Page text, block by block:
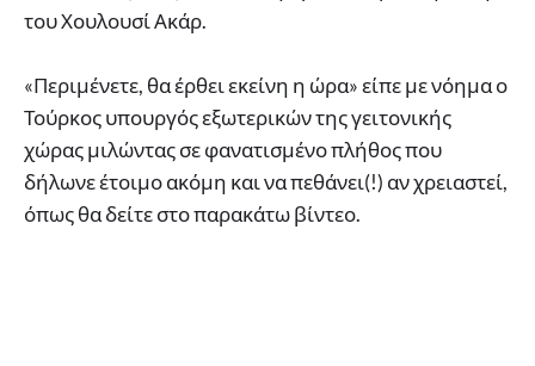
του Χουλουσί Ακάρ.
«Περιμένετε, θα έρθει εκείνη η ώρα» είπε με νόημα ο
Τούρκος υπουργός εξωτερικών της γειτονικής
χώρας μιλώντας σε φανατισμένο πλήθος που
δήλωνε έτοιμο ακόμη και να πεθάνει(!) αν χρειαστεί,
όπως θα δείτε στο παρακάτω βίντεο.